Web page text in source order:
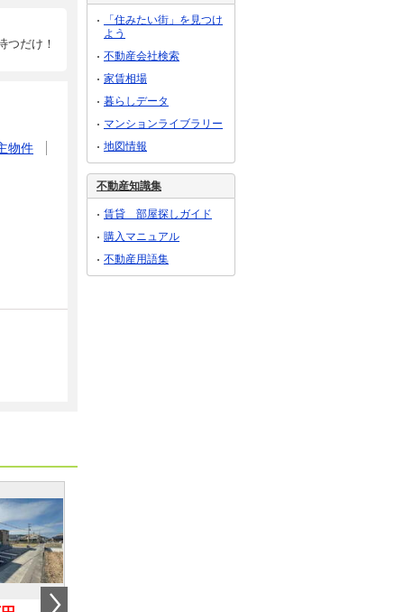
つだけ！
物件
「住みたい街」を見つけ
よう
不動産会社検索
家賃相場
暮らしデータ
マンションライブラリー
地図情報
不動産知識集
賃貸 部屋探しガイド
購入マニュアル
不動産用語集